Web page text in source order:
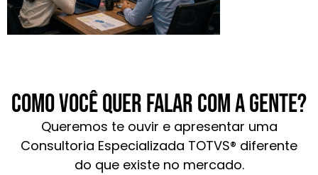
Como você quer falar com a gente?
Queremos te ouvir e apresentar uma
Consultoria Especializada TOTVS® diferente
do que existe no mercado.